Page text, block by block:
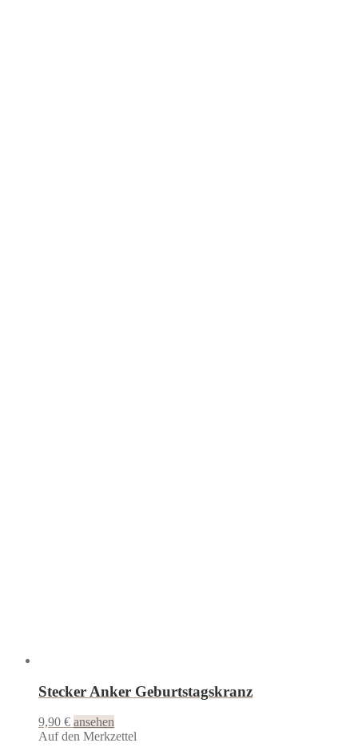
Stecker Anker Geburtstagskranz
9,90 € ansehen
Auf den Merkzettel